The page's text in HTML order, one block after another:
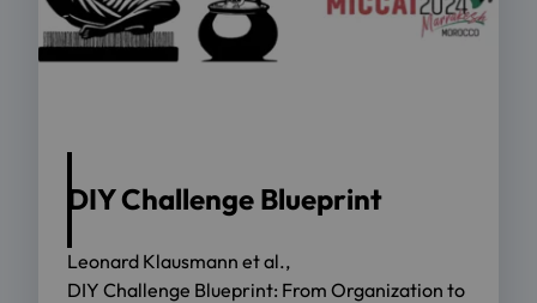
DIY Challenge Blueprint
Leonard Klausmann et al.,
DIY Challenge Blueprint: From Organization to